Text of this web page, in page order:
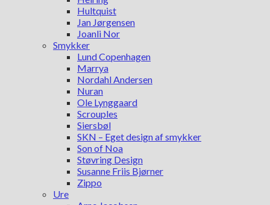
Hultquist
Jan Jørgensen
Joanli Nor
Smykker
Lund Copenhagen
Marrya
Nordahl Andersen
Nuran
Ole Lynggaard
Scrouples
Siersbøl
SKN – Eget design af smykker
Son of Noa
Støvring Design
Susanne Friis Bjørner
Zippo
Ure